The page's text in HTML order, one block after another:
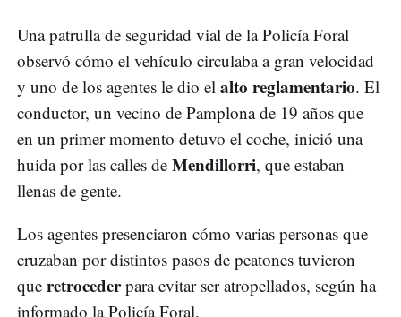
Una patrulla de seguridad vial de la Policía Foral
observó cómo el vehículo circulaba a gran velocidad
y uno de los agentes le dio el alto reglamentario. El
conductor, un vecino de Pamplona de 19 años que
en un primer momento detuvo el coche, inició una
huida por las calles de Mendillorri, que estaban
llenas de gente.
Los agentes presenciaron cómo varias personas que
cruzaban por distintos pasos de peatones tuvieron
que retrocederpara evitar ser atropellados, según ha
informado la Policía Foral.